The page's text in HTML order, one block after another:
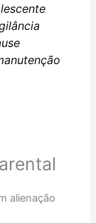
alienação